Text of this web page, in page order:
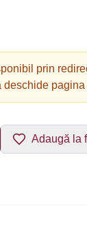
prin
deschide
Adaugă la